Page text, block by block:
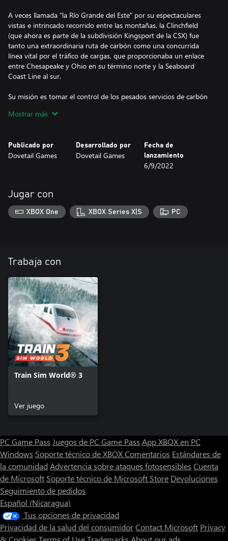
A veces llamada "la Río Grande del Este" por su espectaculares
vistas e intrincado recorrido entre las montañas, la Clinchfield
(que ahora es parte de la subdivisión Kingsport de la CSX) fue
tanto una extraordinaria ruta de carbón como una concurrida
línea vital por el tráfico de cargas, que proporcionaba un enlace
entre Chesapeake y Ohio en su término norte y la Seaboard
Coast Line al sur.
Su misión es tomar el control de los pesados servicios de carbón
reconocibles locomotoras diésel EMD F7 y SD40, situadas en la
Mostrar más
Publicado por
Dovetail Games
Desarrollado por
Dovetail Games
Fecha de
lanzamiento
6/9/2022
Jugar con
XBOX One XBOX Series X|S PC
Trabaja con
Train Sim World® 3
Ver juego
PC Game Pass Juegos de PC Game Pass App XBOX en PC
Windows Soporte técnico de XBOXComentarios Estándares de
la comunidad Advertencia sobre ataques fotosensibles Cuenta
de Microsoft Soporte técnico de Microsoft Store Devoluciones
Seguimiento de pedidos
Español (Nicaragua)
Tus opciones de privacidad
Privacidad de la salud del consumidorContact Microsoft Privacy